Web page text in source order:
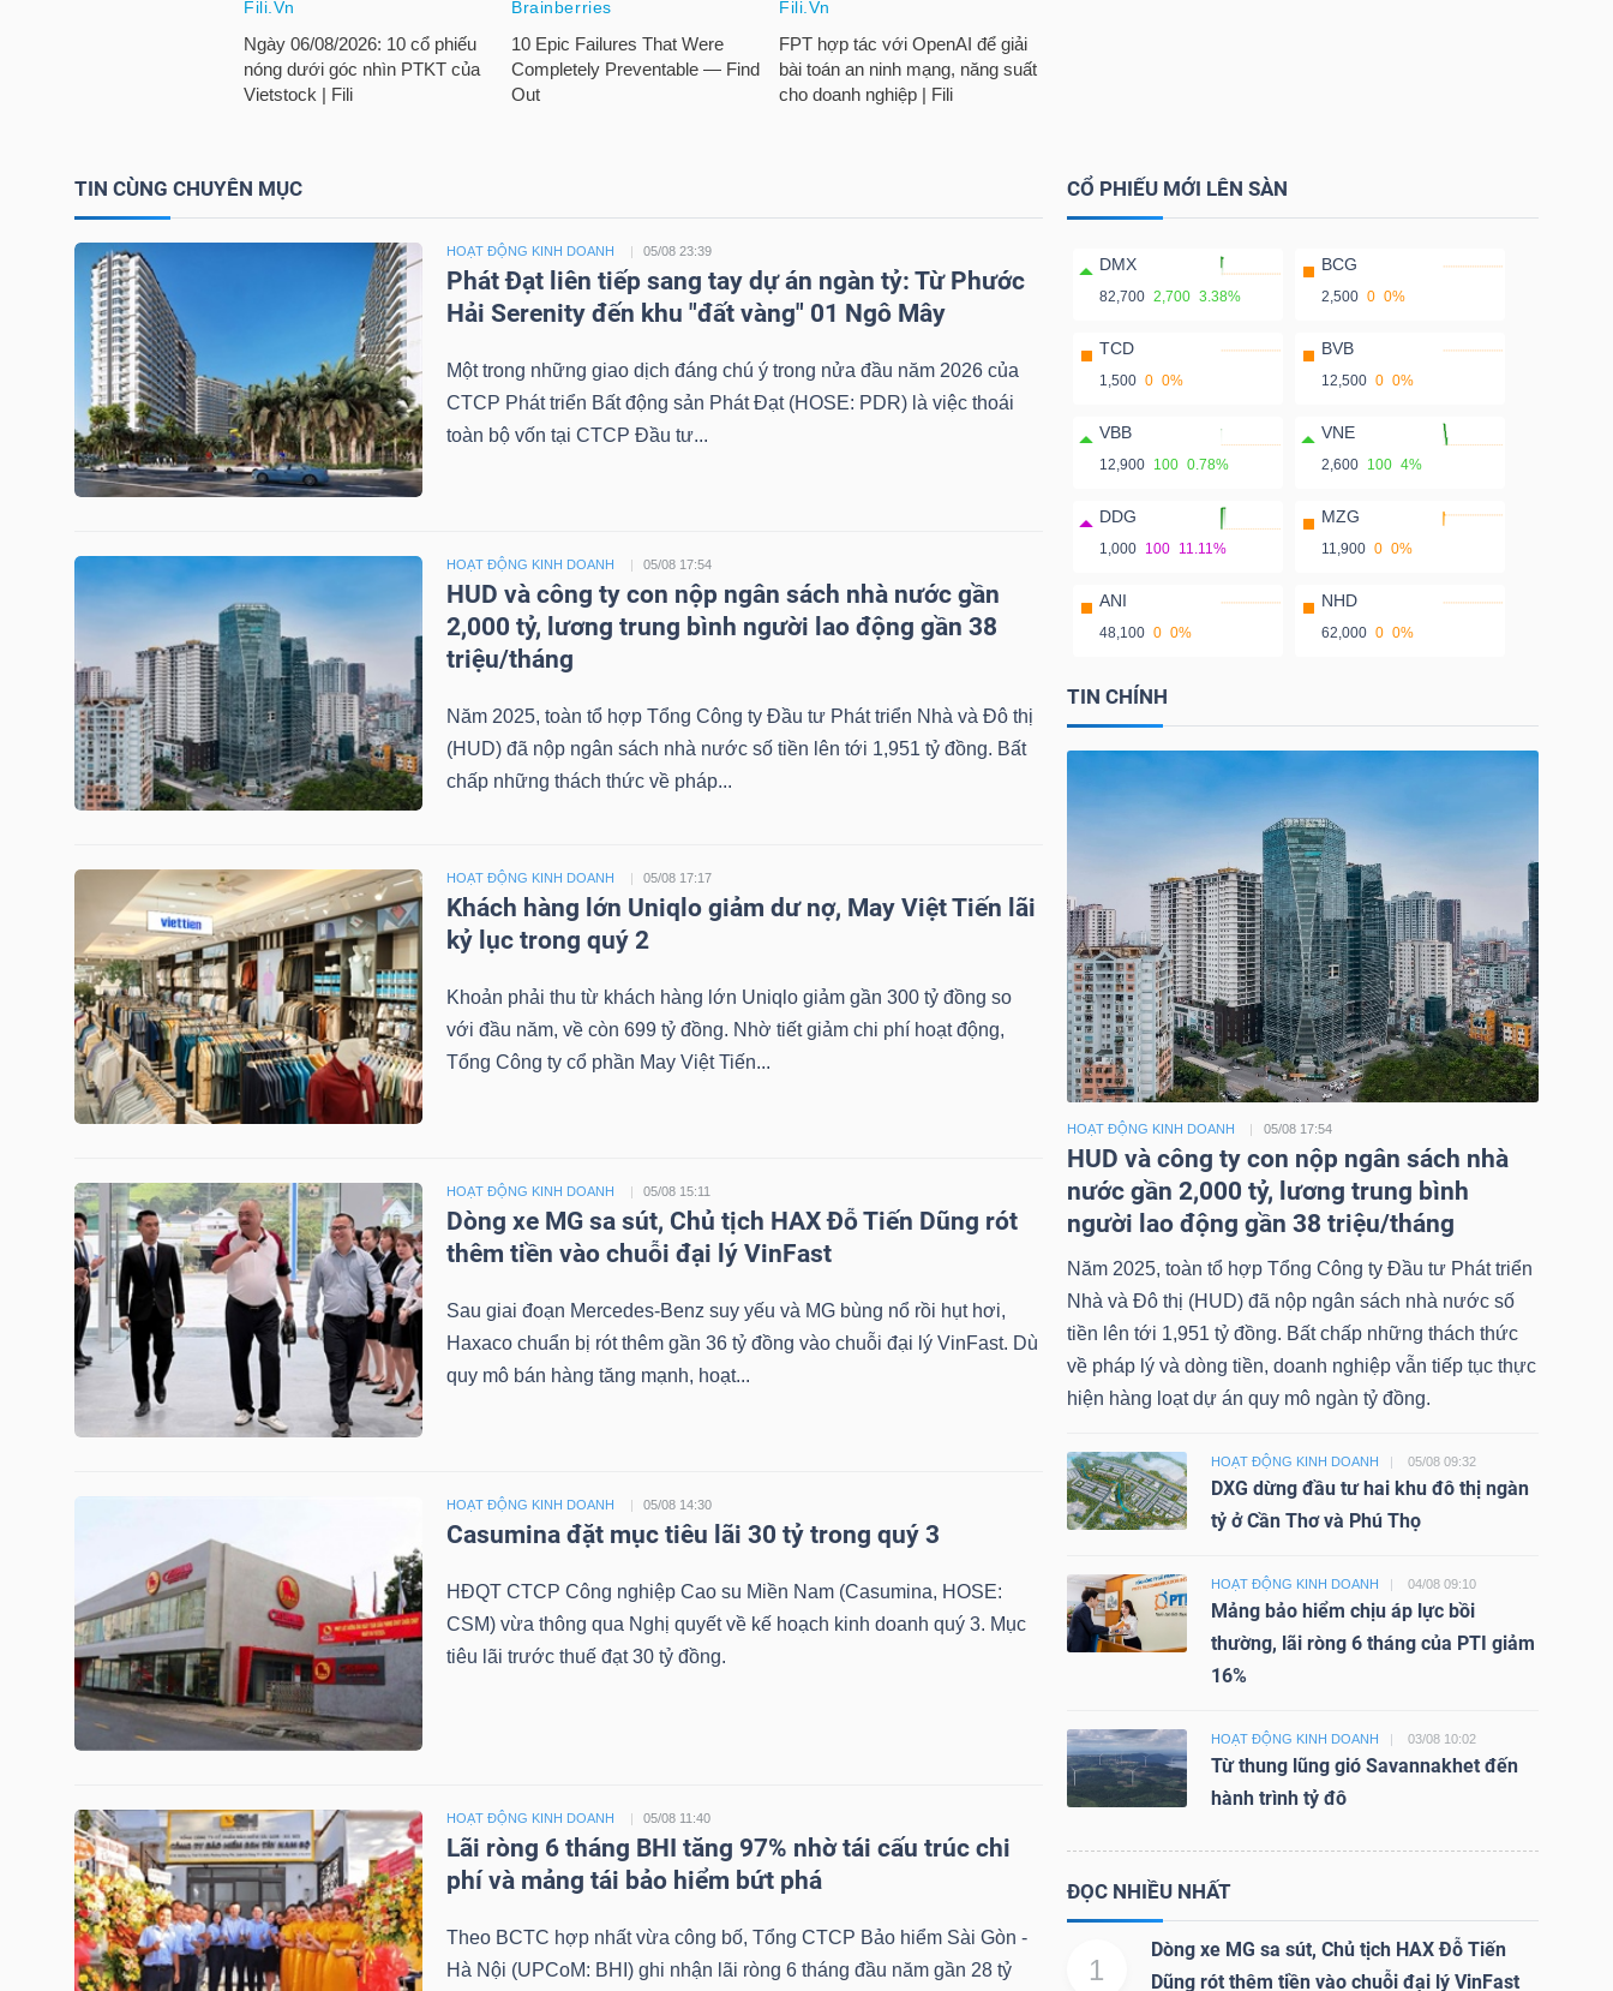
TIN CÙNG CHUYÊN MỤC
HOẠT ĐỘNG KINH DOANH 05/08 23:39
Phát Đạt liên tiếp sang tay dự án ngàn tỷ: Từ Phước
Hải Serenity đến khu "đất vàng" 01 Ngô Mây
Một trong những giao dịch đáng chú ý trong nửa đầu năm 2026 của
CTCP Phát triển Bất động sản Phát Đạt (HOSE: PDR) là việc thoái
toàn bộ vốn tại CTCP Đầu tư...
HOẠT ĐỘNG KINH DOANH 05/08 17:54
HUD và công ty con nộp ngân sách nhà nước gần
2,000 tỷ, lương trung bình người lao động gần 38
triệu/tháng
Năm 2025, toàn tổ hợp Tổng Công ty Đầu tư Phát triển Nhà và Đô thị
(HUD) đã nộp ngân sách nhà nước số tiền lên tới 1,951 tỷ đồng. Bất
chấp những thách thức về pháp...
HOẠT ĐỘNG KINH DOANH 05/08 17:17
Khách hàng lớn Uniqlo giảm dư nợ, May Việt Tiến lãi
kỷ lục trong quý 2
Khoản phải thu từ khách hàng lớn Uniqlo giảm gần 300 tỷ đồng so
với đầu năm, về còn 699 tỷ đồng. Nhờ tiết giảm chi phí hoạt động,
Tổng Công ty cổ phần May Việt Tiến...
HOẠT ĐỘNG KINH DOANH 05/08 15:11
Dòng xe MG sa sút, Chủ tịch HAX Đỗ Tiến Dũng rót
thêm tiền vào chuỗi đại lý VinFast
Sau giai đoạn Mercedes-Benz suy yếu và MG bùng nổ rồi hụt hơi,
Haxaco chuẩn bị rót thêm gần 36 tỷ đồng vào chuỗi đại lý VinFast. Dù
quy mô bán hàng tăng mạnh, hoạt...
HOẠT ĐỘNG KINH DOANH 05/08 14:30
Casumina đặt mục tiêu lãi 30 tỷ trong quý 3
HĐQT CTCP Công nghiệp Cao su Miền Nam (Casumina, HOSE:
CSM) vừa thông qua Nghị quyết về kế hoạch kinh doanh quý 3. Mục
tiêu lãi trước thuế đạt 30 tỷ đồng.
HOẠT ĐỘNG KINH DOANH 05/08 11:40
Lãi ròng 6 tháng BHI tăng 97% nhờ tái cấu trúc chi
phí và mảng tái bảo hiểm bứt phá
Theo BCTC hợp nhất vừa công bố, Tổng CTCP Bảo hiểm Sài Gòn -
Hà Nội (UPCoM: BHI) ghi nhận lãi ròng 6 tháng đầu năm gần 28 tỷ
CỔ PHIẾU MỚI LÊN SÀN
DMX
82,700 2,700 3.38%
BCG
2,500 0 0%
TCD
1,500 0 0%
BVB
12,500 0 0%
VBB
12,900 100 0.78%
VNE
2,600 100 4%
DDG
1,000 100 11.11%
MZG
11,900 0 0%
ANI
48,100 0 0%
NHD
62,000 0 0%
TIN CHÍNH
HOẠT ĐỘNG KINH DOANH 05/08 17:54
HUD và công ty con nộp ngân sách nhà
nước gần 2,000 tỷ, lương trung bình
người lao động gần 38 triệu/tháng
Năm 2025, toàn tổ hợp Tổng Công ty Đầu tư Phát triển
Nhà và Đô thị (HUD) đã nộp ngân sách nhà nước số
tiền lên tới 1,951 tỷ đồng. Bất chấp những thách thức
về pháp lý và dòng tiền, doanh nghiệp vẫn tiếp tục thực
hiện hàng loạt dự án quy mô ngàn tỷ đồng.
HOẠT ĐỘNG KINH DOANH 05/08 09:32
DXG dừng đầu tư hai khu đô thị ngàn
tỷ ở Cần Thơ và Phú Thọ
HOẠT ĐỘNG KINH DOANH 04/08 09:10
Mảng bảo hiểm chịu áp lực bồi
thường, lãi ròng 6 tháng của PTI giảm
16%
HOẠT ĐỘNG KINH DOANH 03/08 10:02
Từ thung lũng gió Savannakhet đến
hành trình tỷ đô
ĐỌC NHIỀU NHẤT
1
Dòng xe MG sa sút, Chủ tịch HAX Đỗ Tiến
Dũng rót thêm tiền vào chuỗi đại lý VinFast
PHIẾU
TRÁI
ĐẦU
Ngành
SECTOR
NĂNG
LƯỢNG
LIỆU
CÔNG
TIÊU
DÙNG